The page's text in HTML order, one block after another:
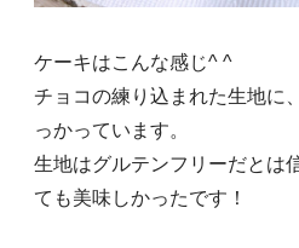
ケーキはこんな感じ^ ^
チョコの練り込まれた生地に
っかっています。
生地はグルテンフリーだとは
ても美味しかったです！